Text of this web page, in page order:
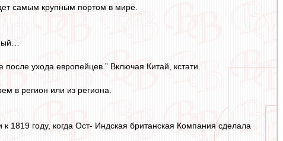
самым крупным портом в мире.
ухода европейцев.” Включая Китай, кстати.
в регион или из региона.
1819 году, когда Ост- Индская британская Компания сделала